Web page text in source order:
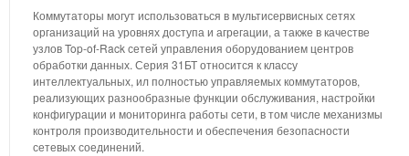
Коммутаторы могут использоваться в мультисервисных сетях
организаций на уровнях доступа и агрегации, а также в качестве
узлов Top-of-Rack сетей управления оборудованием центров
обработки данных. Серия 31БТ относится к классу
интеллектуальных, ил полностью управляемых коммутаторов,
реализующих разнообразные функции обслуживания, настройки
конфигурации и мониторинга работы сети, в том числе механизмы
контроля производительности и обеспечения безопасности
сетевых соединений.